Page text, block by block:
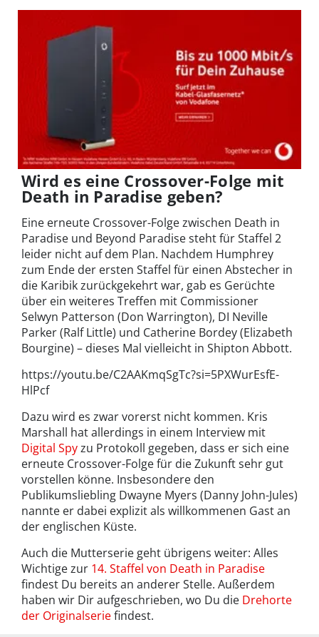
Wird es eine Crossover-Folge mit
Death in Paradise geben?
Eine erneute Crossover-Folge zwischen Death in
Paradise und Beyond Paradise steht für Staffel 2
leider nicht auf dem Plan. Nachdem Humphrey
zum Ende der ersten Staffel für einen Abstecher in
die Karibik zurückgekehrt war, gab es Gerüchte
über ein weiteres Treffen mit Commissioner
Selwyn Patterson (Don Warrington), DI Neville
Parker (Ralf Little) und Catherine Bordey (Elizabeth
Bourgine) – dieses Mal vielleicht in Shipton Abbott.
https://youtu.be/C2AAKmqSgTc?si=5PXWurEsfE-
HlPcf
Dazu wird es zwar vorerst nicht kommen. Kris
Marshall hat allerdings in einem Interview mit
Digital Spyzu Protokoll gegeben, dass er sich eine
erneute Crossover-Folge für die Zukunft sehr gut
vorstellen könne. Insbesondere den
Publikumsliebling Dwayne Myers (Danny John-Jules)
nannte er dabei explizit als willkommenen Gast an
der englischen Küste.
Auch die Mutterserie geht übrigens weiter: Alles
Wichtige zur 14. Staffel von Death in Paradise
findest Du bereits an anderer Stelle. Außerdem
haben wir Dir aufgeschrieben, wo Du die Drehorte
der Originalseriefindest.